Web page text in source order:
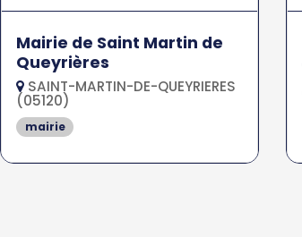
Mairie de Saint Martin de
Queyrières
SAINT-MARTIN-DE-QUEYRIERES
(05120)
mairie